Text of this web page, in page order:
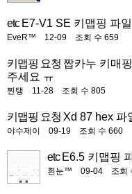
etc E7-V1 SE 키맵핑 파
EveR™ 12-09 조회 수 659
키맵핑 요청 짭카누 키매
주세요 ㅠ
찐탱 11-28 조회 수 805
키맵핑 요청 Xd 87 hex 파
야수제이 09-19 조회 수 660
etc E6.5 키맵핑
흰눈™ 09-04 조회